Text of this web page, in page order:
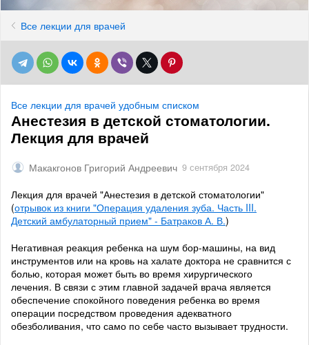
Все лекции для врачей
Все лекции для врачей удобным списком
Анестезия в детской стоматологии.
Лекция для врачей
Макакгонов Григорий Андреевич 9 сентября 2024
Лекция для врачей "Анестезия в детской стоматологии"
(отрывок из книги "Операция удаления зуба. Часть III.
Детский амбулаторный прием" - Батраков А. В.)
Негативная реакция ребенка на шум бор-машины, на вид
инструментов или на кровь на халате доктора не сравнится с
болью, которая может быть во время хирургического
лечения. В связи с этим главной задачей врача является
обеспечение спокойного поведения ребенка во время
операции посредством проведения адекватного
обезболивания, что само по себе часто вызывает трудности.